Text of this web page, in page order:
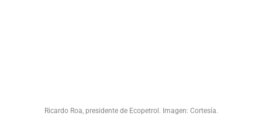
Ricardo Roa, presidente de Ecopetrol. Imagen: Cortesía.